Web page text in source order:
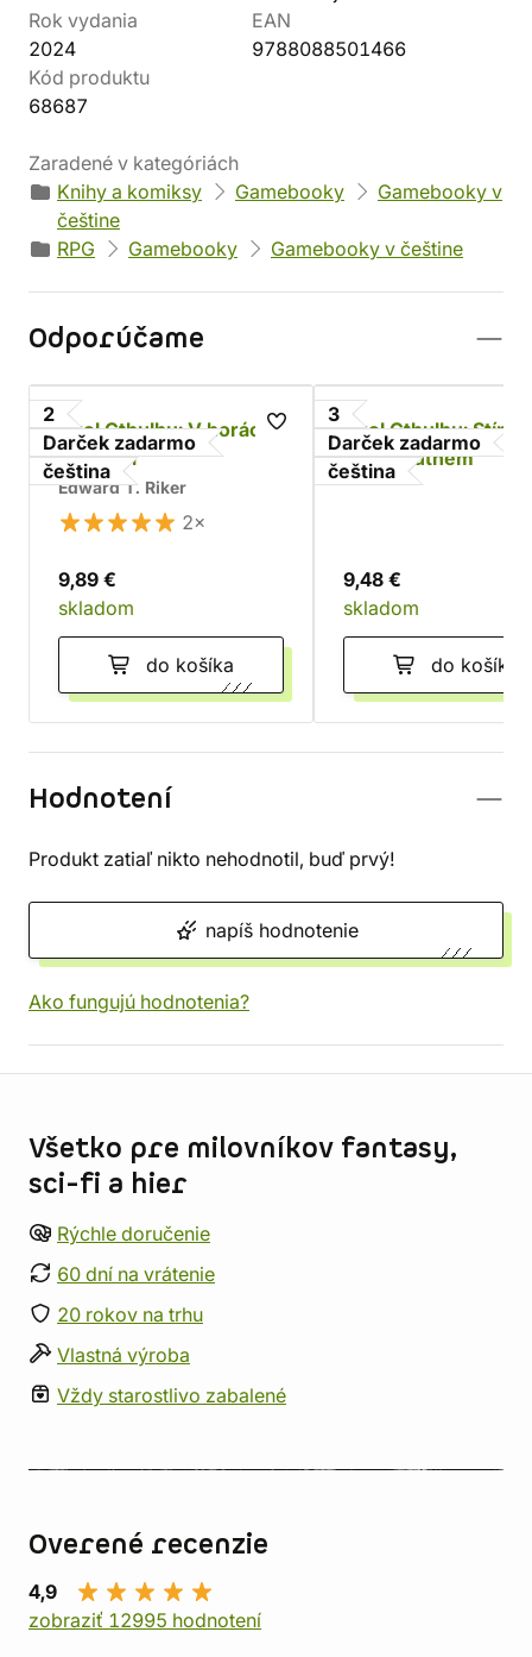
Rok vydania
2024
EAN
9788088501466
Kód produktu
68687
Zaradené v kategóriách
Knihy a komiksy
Gamebooky
Gamebooky v
češtine
RPG
Gamebooky Gamebooky v češtine
Odporúčame
2
Darček zadarmo
čeština
Zvol Cthulhu: V horách
šílenství
Edward T. Riker
2×
9,89 €
skladom
do košíka
3
Darček zadarmo
čeština
Zvol Cthulhu: Stín
Innsmouthem
9,48 €
skladom
do košíka
Hodnotení
Produkt zatiaľ nikto nehodnotil, buď prvý!
napíš hodnotenie
Ako fungujú hodnotenia?
Všetko pre milovníkov fantasy,
sci-fi a hier
Rýchle doručenie
60 dní na vrátenie
20 rokov na trhu
Vlastná výroba
Vždy starostlivo zabalené
Overené recenzie
4,9
zobraziť 12995 hodnotení